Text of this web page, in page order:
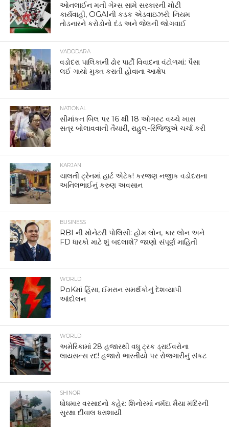
ઓનલાઈન મની ગેમ્સ સામે સરકારની મોટી
કાર્યવાહી, OGAIની કડક એડવાઇઝરી; નિયમ
તોડનારને કરોડોનો દંડ અને જેલની જોગવાઈ
VADODARA
વડોદરા પાલિકાની ઢોર પાર્ટી વિવાદના વંટોળમાં: પૈસા
લઈ ગાયો મુક્ત કરાતી હોવાના આક્ષેપ
NATIONAL
સીમાંકન બિલ પર 16 થી 18 ઓગસ્ટ વચ્ચે ખાસ
સત્ર બોલાવવાની તૈયારી, રાહુલ-રિજિજુએ ચર્ચા કરી
KARJAN
ચાલતી ટ્રેનમાં હાર્ટ એટેક! કરજણ નજીક વડોદરાના
અનિલભાઈનું કરુણ અવસાન
BUSINESS
RBI ની મોનેટરી પોલિસી: હોમ લોન, કાર લોન અને
FD ધારકો માટે શું બદલાશે? જાણો સંપૂર્ણ માહિતી
WORLD
PoKમાં હિંસા, ઈમરાન સમર્થકોનું દેશવ્યાપી
આંદોલન
WORLD
અમેરિકામાં 28 હજારથી વધુ ટ્રક ડ્રાઈવરોના
લાયસન્સ રદ! હજારો ભારતીયો પર રોજગારીનું સંકટ
SHINOR
ધોધમાર વરસાદનો કહેર: શિનોરમાં નર્મદા મૈયા મંદિરની
સુરક્ષા દીવાલ ધરાશાયી